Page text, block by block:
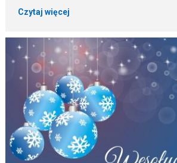
Czytaj więcej